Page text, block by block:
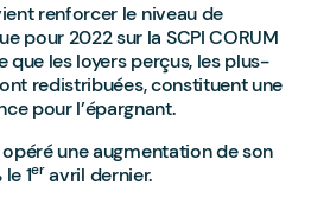
renforcer le niveau de
pour 2022 sur la SCPI CORUM
que les loyers perçus, les plus-
redistribuées, constituent une
pour l’épargnant.
opéré une augmentation de son
1eravril dernier.